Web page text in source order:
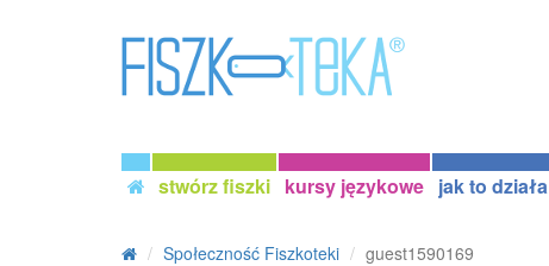
stwórz fiszki kursy językowe jak to działa
Społeczność Fiszkoteki guest1590169